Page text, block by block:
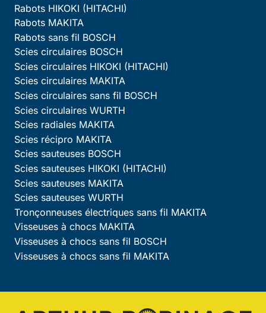
Rabots HIKOKI (HITACHI)
Rabots MAKITA
Rabots sans fil BOSCH
Scies circulaires BOSCH
Scies circulaires HIKOKI (HITACHI)
Scies circulaires MAKITA
Scies circulaires sans fil BOSCH
Scies circulaires WURTH
Scies radiales MAKITA
Scies récipro MAKITA
Scies sauteuses BOSCH
Scies sauteuses HIKOKI (HITACHI)
Scies sauteuses MAKITA
Scies sauteuses WURTH
Tronçonneuses électriques sans fil MAKITA
Visseuses à chocs MAKITA
Visseuses à chocs sans fil BOSCH
Visseuses à chocs sans fil MAKITA